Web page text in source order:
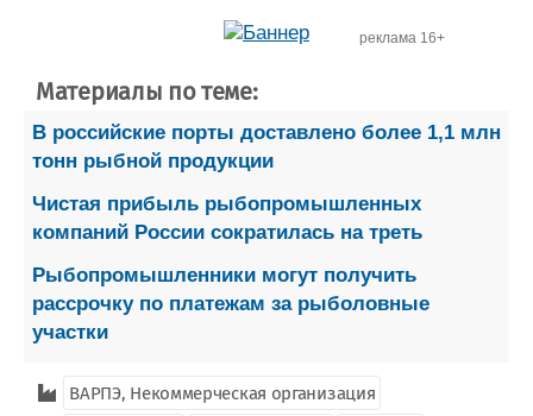
реклама 16+
Материалы по теме:
В российские порты доставлено более 1,1 млн
тонн рыбной продукции
Чистая прибыль рыбопромышленных
компаний России сократилась на треть
Рыбопромышленники могут получить
рассрочку по платежам за рыболовные
участки
ВАРПЭ, Некоммерческая организация